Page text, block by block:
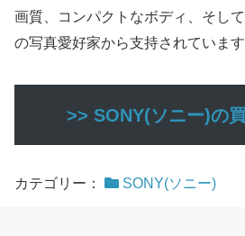
画質、コンパクトなボディ、そし
の写真愛好家から支持されています
>> SONY(ソニー)の
カテゴリー： SONY(ソニー)